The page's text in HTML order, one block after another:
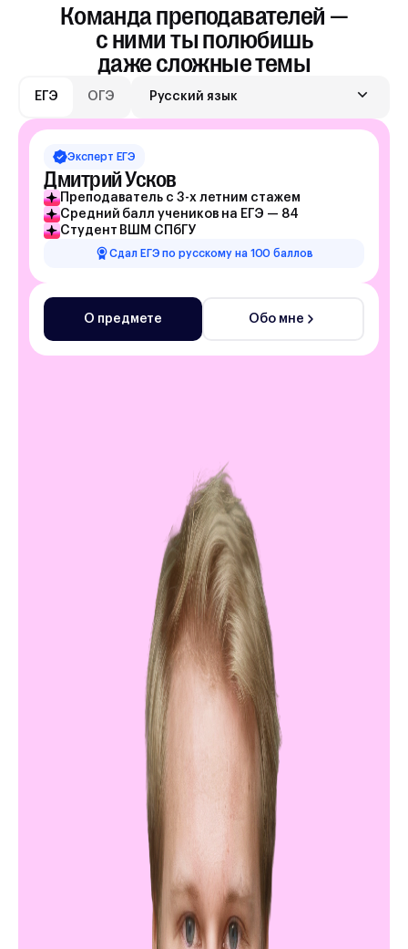
Команда преподавателей —
с ними ты полюбишь
даже сложные темы
ЕГЭ ОГЭ Русский язык
Дмитрий Усков
Эксперт ЕГЭ
Преподаватель с 3-х летним стажем
Средний балл учеников на ЕГЭ — 84
Студент ВШМ СПбГУ
Сдал ЕГЭ по русскому на 100 баллов
О предмете Обо мне